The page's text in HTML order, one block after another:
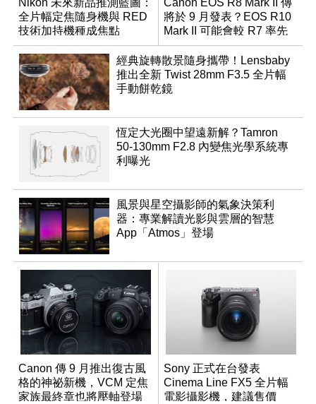
Nikon 未來新品推測藍圖：
全片幅定焦隨身機與 RED
技術加持機種成焦點
Canon EOS R8 Mark II 傳
將於 9 月發表？EOS R10
Mark II 可能會較 R7 率先
推出
經典旋轉散景隨身攜帶！Lensbaby
推出全新 Twist 28mm F3.5 全片幅
手動餅乾鏡
恆定大光圈中望遠新解？Tamron
50-130mm F2.8 內變焦光學系統專
利曝光
風景與星空攝影師的氣象決策利
器：專業解讀光影與雲層的智慧
App「Atmos」登場
Canon 傳 9 月推出復古風
格的神祕新機，VCM 定焦
家族最終章也將壓軸登場
Sony 正式在台發表
Cinema Line FX5 全片幅
電影攝影機，建議售價